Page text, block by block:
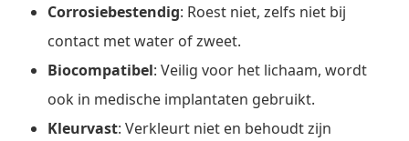
Corrosiebestendig: Roest niet, zelfs niet bij
contact met water of zweet.
Biocompatibel: Veilig voor het lichaam, wordt
ook in medische implantaten gebruikt.
Kleurvast: Verkleurt niet en behoudt zijn